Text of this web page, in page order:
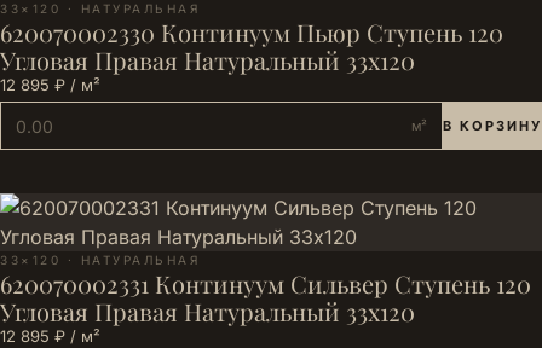
33×120 · НАТУРАЛЬНАЯ
620070002330 Континуум Пьюр Ступень 120
Угловая Правая Натуральный 33х120
12 895 ₽ / м²
м² В КОРЗИНУ
33×120 · НАТУРАЛЬНАЯ
620070002331 Континуум Сильвер Ступень 120
Угловая Правая Натуральный 33х120
12 895 ₽ / м²